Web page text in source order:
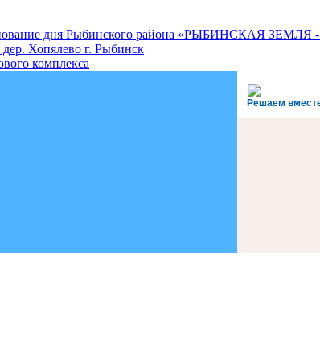
дня Рыбинского района «РЫБИНСКАЯ
Хопялево г. Рыбинск
комплекса
Решаем